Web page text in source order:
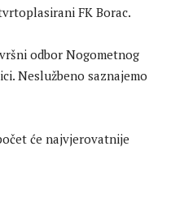
FK Borac.
odbor Nogometnog
Neslužbeno saznajemo
će najvjerovatnije